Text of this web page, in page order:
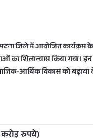
पटना जिले में आयोजित कार्यक्रम
का शिलान्यास किया गया।
आर्थिक विकास को बढ़ावा